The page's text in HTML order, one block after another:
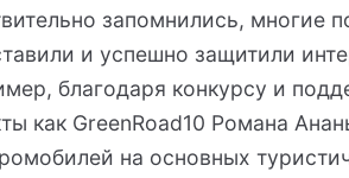
запомнились, многие
и успешно защитили
благодаря конкурсу и
как GreenRoad10 Романа
на основных